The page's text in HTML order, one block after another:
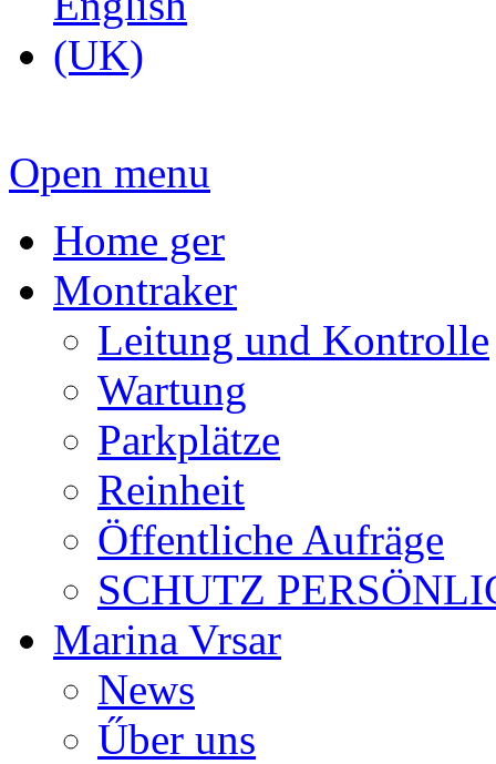
Open menu
Home ger
Montraker
Leitung und Kontrolle
Wartung
Parkplätze
Reinheit
Öffentliche Aufräge
SCHUTZ
Marina Vrsar
News
Űber uns